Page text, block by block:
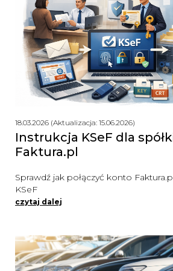
18.03.2026 (Aktualizacja: 15.06.2026)
Instrukcja KSeF dla
Faktura.pl
Sprawdź jak połączyć konto
KSeF
czytaj dalej